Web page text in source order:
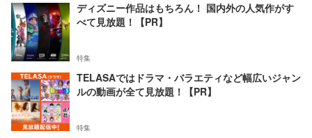
ディズニー作品はもちろん！ 国内外の人気作がす
べて見放題！【PR】
特集
TELASAではドラマ・バラエティなど幅広いジャン
ルの動画が全て見放題！【PR】
特集